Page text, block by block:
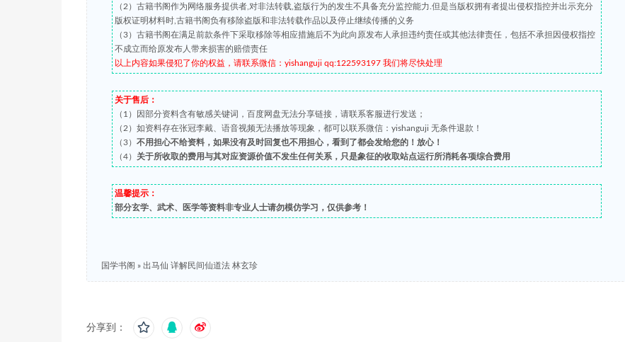
（2）古籍书阁作为网络服务提供者,对非法转载,盗版行为的发生不具备充分监控能力.但是当版权拥有者提出侵权指控并出示充分
版权证明材料时,古籍书阁负有移除盗版和非法转载作品以及停止继续传播的义务
（3）古籍书阁在满足前款条件下采取移除等相应措施后不为此向原发布人承担违约责任或其他法律责任，包括不承担因侵权指控
不成立而给原发布人带来损害的赔偿责任
以上内容如果侵犯了你的权益，请联系微信：yishanguji qq:122593197 我们将尽快处理
关于售后：
（1）因部分资料含有敏感关键词，百度网盘无法分享链接，请联系客服进行发送；
（2）如资料存在张冠李戴、语音视频无法播放等现象，都可以联系微信：yishanguji 无条件退款！
（3） 不用担心不给资料，如果没有及时回复也不用担心，看到了都会发给您的！放心！
（4） 关于所收取的费用与其对应资源价值不发生任何关系，只是象征的收取站点运行所消耗各项综合费用
温馨提示：
部分玄学、武术、医学等资料非专业人士请勿模仿学习，仅供参考！
国学书阁 » 出马仙 详解民间仙道法 林玄珍
分享到：